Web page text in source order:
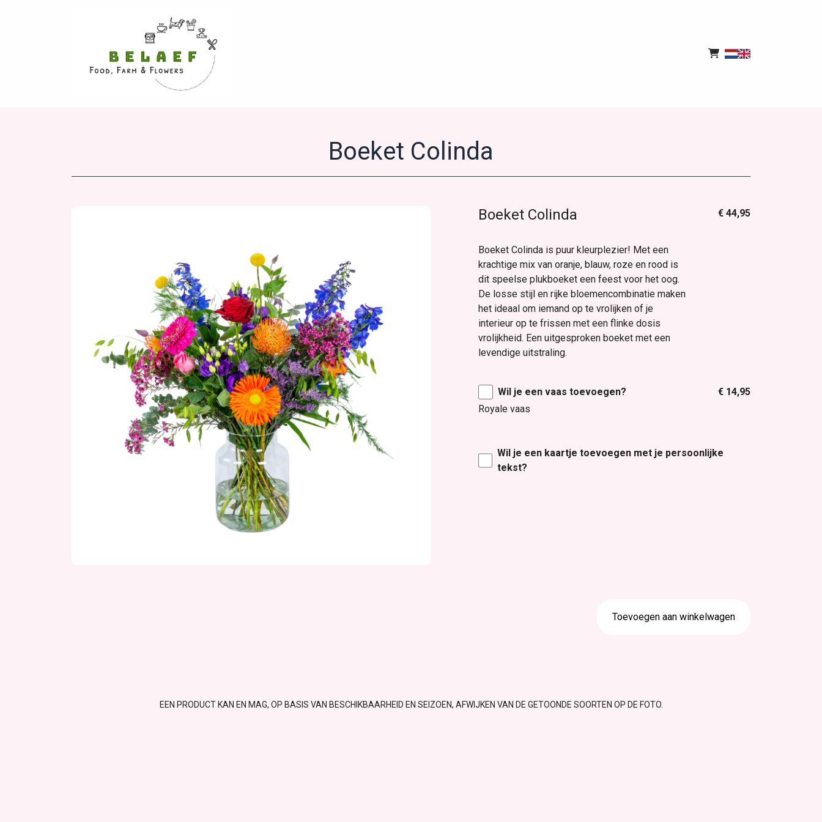
Boeket Colinda
Boeket Colinda
Boeket Colinda is puur kleurplezier! Met een
krachtige mix van oranje, blauw, roze en rood is
dit speelse plukboeket een feest voor het oog.
De losse stijl en rijke bloemencombinatie maken
het ideaal om iemand op te vrolijken of je
interieur op te frissen met een flinke dosis
vrolijkheid. Een uitgesproken boeket met een
levendige uitstraling.
€ 44,95
Wil je een vaas toevoegen?
Royale vaas
€ 14,95
Wil je een kaartje toevoegen met je persoonlijke
tekst?
Toevoegen aan winkelwagen
EEN PRODUCT KAN EN MAG, OP BASIS VAN BESCHIKBAARHEID EN SEIZOEN, AFWIJKEN VAN DE GETOONDE SOORTEN OP DE FOTO.